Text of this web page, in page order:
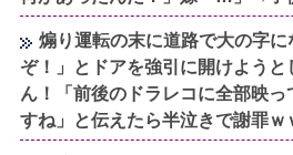
煽り運転の末に道路で大の字
ぞ！」とドアを強引に開けようと
ん！「前後のドラレコに全部映っ
すね」と伝えたら半泣きで謝罪ｗ